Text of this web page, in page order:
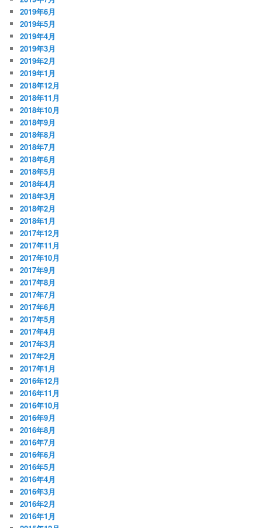
2019年6月
2019年5月
2019年4月
2019年3月
2019年2月
2019年1月
2018年12月
2018年11月
2018年10月
2018年9月
2018年8月
2018年7月
2018年6月
2018年5月
2018年4月
2018年3月
2018年2月
2018年1月
2017年12月
2017年11月
2017年10月
2017年9月
2017年8月
2017年7月
2017年6月
2017年5月
2017年4月
2017年3月
2017年2月
2017年1月
2016年12月
2016年11月
2016年10月
2016年9月
2016年8月
2016年7月
2016年6月
2016年5月
2016年4月
2016年3月
2016年2月
2016年1月